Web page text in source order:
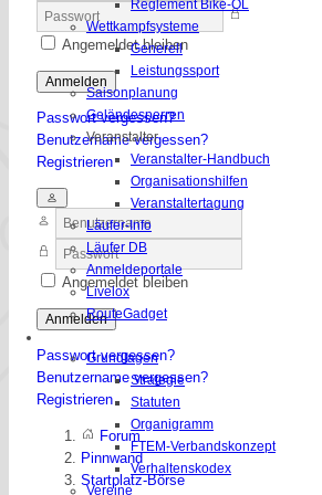
Reglement Bike-OL
Wettkampfsysteme
Generell
Leistungssport
Saisonplanung
Geländesperren
Veranstalter
Veranstalter-Handbuch
Organisationshilfen
Veranstaltertagung
Läufer-Info
Läufer DB
Anmeldeportale
Livelox
RouteGadget
VERBAND
Grundlagen
Strategie
Statuten
Organigramm
FTEM-Verbandskonzept
Verhaltenskodex
Vereine
Angemeldet bleiben
Anmelden
Passwort vergessen?
Benutzername vergessen?
Registrieren
Angemeldet bleiben
Anmelden
Passwort vergessen?
Benutzername vergessen?
Registrieren
Forum
Pinnwand
Startplatz-Börse